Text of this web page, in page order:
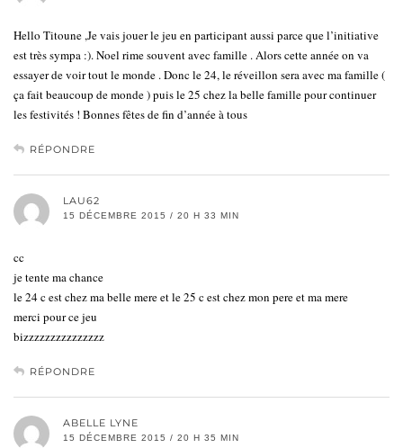
Hello Titoune ,Je vais jouer le jeu en participant aussi parce que l’initiative
est très sympa :). Noel rime souvent avec famille . Alors cette année on va
essayer de voir tout le monde . Donc le 24, le réveillon sera avec ma famille (
ça fait beaucoup de monde ) puis le 25 chez la belle famille pour continuer
les festivités ! Bonnes fêtes de fin d’année à tous
RÉPONDRE
LAU62
15 DÉCEMBRE 2015 / 20 H 33 MIN
cc
je tente ma chance
le 24 c est chez ma belle mere et le 25 c est chez mon pere et ma mere
merci pour ce jeu
bizzzzzzzzzzzzzzz
RÉPONDRE
ABELLE LYNE
15 DÉCEMBRE 2015 / 20 H 35 MIN